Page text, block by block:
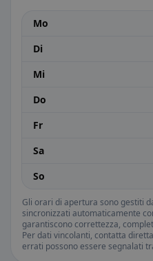
Mo
Di
Mi
Do
Fr
Sa
So
Gli orari di apertura sono gestiti
sincronizzati automaticamente
garantiscono correttezza,
Per dati vincolanti, contatta
errati possono essere segnalati